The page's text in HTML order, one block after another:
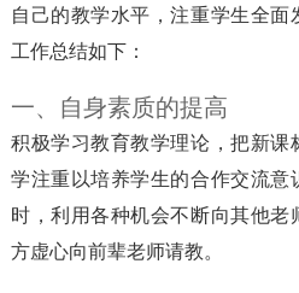
自己的教学水平，注重学生全
工作总结如下：
一、自身素质的提高
积极学习教育教学理论，把新课
学注重以培养学生的合作交流意
时，利用各种机会不断向其他
方虚心向前辈老师请教。